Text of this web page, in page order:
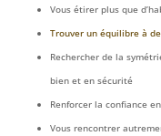
Vous étirer plus que
Trouver un équilibre à
Rechercher de la
bien et en sécurité
Renforcer la confiance
Vous rencontrer